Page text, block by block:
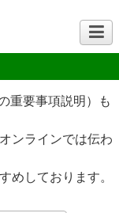
重要事項説明）も
ンラインでは伝わ
めしております。